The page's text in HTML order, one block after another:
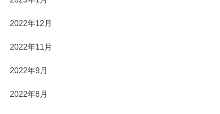
2022年12月
2022年11月
2022年9月
2022年8月